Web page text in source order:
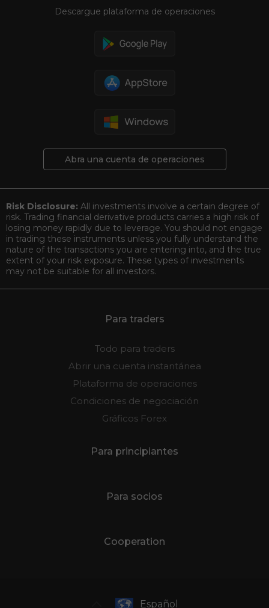
Descargue plataforma de operaciones
Abra una cuenta de operaciones
Risk Disclosure: All investments involve a certain degree of
risk. Trading financial derivative products carries a high risk of
losing money rapidly due to leverage. You should not engage
in trading these instruments unless you fully understand the
nature of the transactions you are entering into, and the true
extent of your risk exposure. These types of investments
may not be suitable for all investors.
Para traders
Todo para traders
Abrir una cuenta instantánea
Plataforma de operaciones
Condiciones de negociación
Gráficos Forex
Para principiantes
Para socios
Cooperation
Español